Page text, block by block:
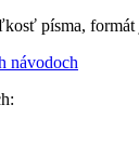
písma, formát
návodoch